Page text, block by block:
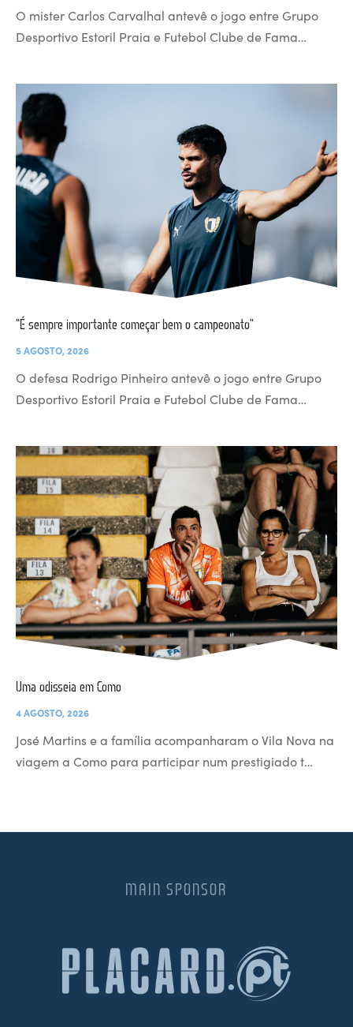
O mister Carlos Carvalhal antevê o jogo entre Grupo
Desportivo Estoril Praia e Futebol Clube de Fama…
“É sempre importante começar bem o campeonato”
5 AGOSTO, 2026
O defesa Rodrigo Pinheiro antevê o jogo entre Grupo
Desportivo Estoril Praia e Futebol Clube de Fama…
Uma odisseia em Como
4 AGOSTO, 2026
José Martins e a família acompanharam o Vila Nova na
viagem a Como para participar num prestigiado t…
MAIN SPONSOR